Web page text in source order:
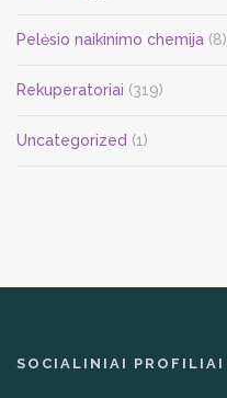
Pelėsio naikinimo chemija (8)
Rekuperatoriai (319)
Uncategorized (1)
SOCIALINIAI PROFILIAI